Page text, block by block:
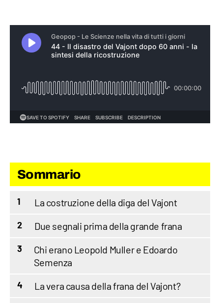
Sommario
1 La costruzione della diga del Vajont
2 Due segnali prima della grande frana
3
Chi erano Leopold Muller e Edoardo
Semenza
4 La vera causa della frana del Vajont?